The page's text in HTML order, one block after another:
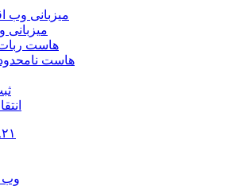
میزبانی وب
میزبانی
هاست ربات
هاست
وب